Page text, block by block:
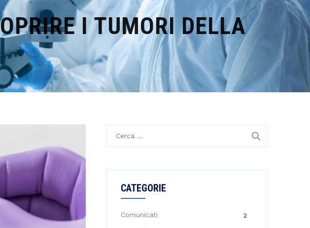
I TUMORI DELLA
CATEGORIE
Comunicati 2